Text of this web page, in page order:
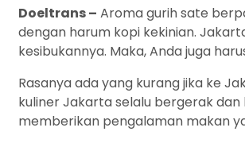
Doeltrans – Aroma gurih sate
dengan harum kopi kekinian.
kesibukannya. Maka, Anda juga
Rasanya ada yang kurang jika ke
kuliner Jakarta selalu bergerak
memberikan pengalaman makan